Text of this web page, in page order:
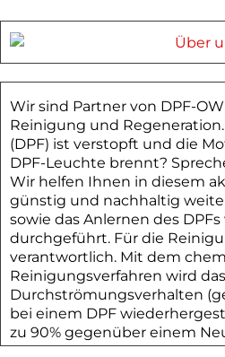
Wir sind Partner von DPF-
Reinigung und
(DPF) ist verstopft und die
DPF-Leuchte brennt?
Wir helfen Ihnen in diesem
günstig und nachhaltig
sowie das Anlernen des
durchgeführt. Für die
verantwortlich. Mit dem
Reinigungsverfahren wird das
Durchströmungsverhalten
bei einem DPF
zu 90% gegenüber einem